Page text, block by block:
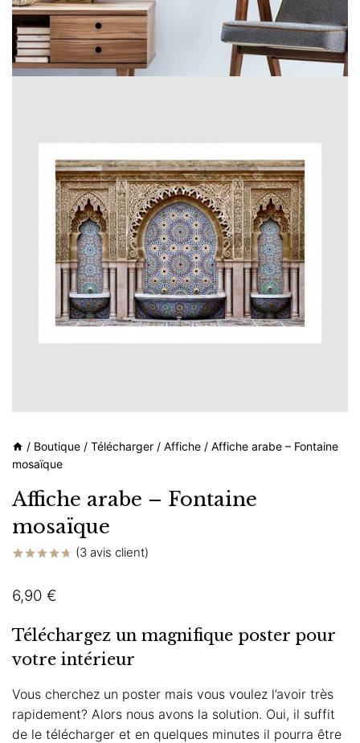
/ Boutique / Télécharger / Affiche / Affiche arabe – Fontaine
mosaïque
Affiche arabe – Fontaine
mosaïque
basé sur
notations
(3 avis client)
6,90 €
Téléchargez un magnifique poster pour
votre intérieur
Vous cherchez un poster mais vous voulez l’avoir très
rapidement? Alors nous avons la solution. Oui, il suffit
de le télécharger et en quelques minutes il pourra être